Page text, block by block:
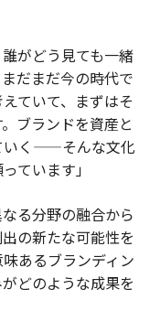
がどう見ても一緒
だまだ今の時代で
ていて、まずはそ
ブランドを資産と
いく——そんな文化
ています」
る分野の融合から
の新たな可能性を
あるブランディン
どのような成果を